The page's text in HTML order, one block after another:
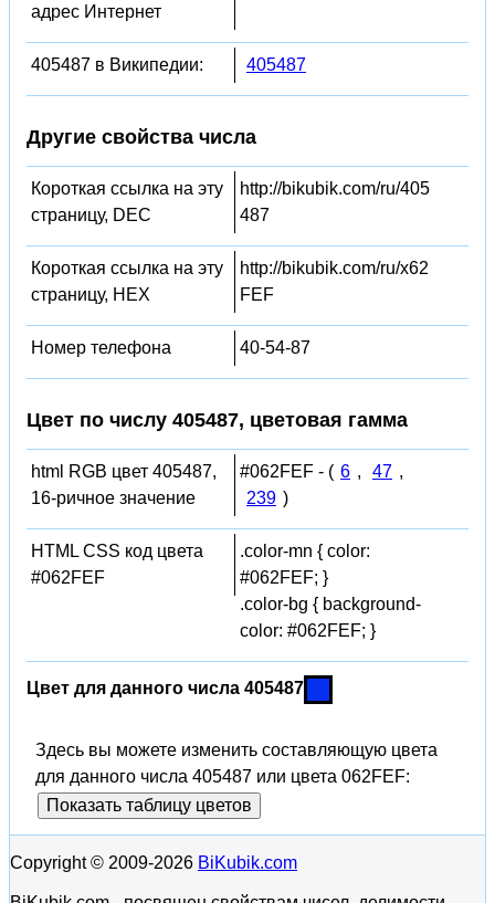
адрес Интернет
405487 в Википедии: 405487
Другие свойства числа
Короткая ссылка на эту
страницу, DEC
http://bikubik.com/ru/405
487
Короткая ссылка на эту
страницу, HEX
http://bikubik.com/ru/x62
FEF
Номер телефона 40-54-87
Цвет по числу 405487, цветовая гамма
html RGB цвет 405487,
16-ричное значение
#062FEF - ( 6 , 47 ,
239 )
HTML CSS код цвета
#062FEF
.color-mn { color:
#062FEF; }
.color-bg { background-
color: #062FEF; }
Цвет для данного числа 405487
Здесь вы можете изменить составляющую цвета
для данного числа 405487 или цвета 062FEF:
Показать таблицу цветов
Copyright © 2009-2026 BiKubik.com